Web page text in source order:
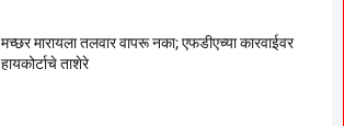
मच्छर मारायला तलवार वापरू नका; एफडीएच्या कारवाईवर
हायकोर्टाचे ताशेरे